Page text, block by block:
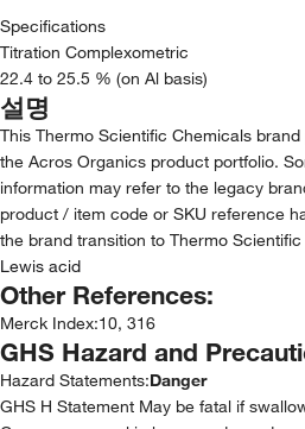
Specifications
Titration Complexometric
22.4 to 25.5 % (on Al basis)
설명
This Thermo Scientific Chemicals
the Acros Organics product portfolio.
information may refer to the legacy
product / item code or SKU reference
the brand transition to Thermo
Lewis acid
Other References:
Merck Index:10, 316
GHS Hazard and
Hazard Statements:Danger
GHS H Statement May be fatal if